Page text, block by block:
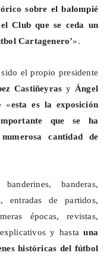
sobre el balompié
Club que se ceda un
Cartagenero’».
el propio presidente
Castiñeyras y Ángel
«esta es la exposición
que se ha
cantidad de
banderas,
entradas de partidos,
épocas, revistas,
y hastauna
históricas del fútbol